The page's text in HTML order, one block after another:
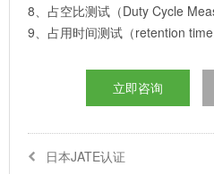
8、占空比测试（Duty Cycle
9、占用时间测试（retention time
立即咨询
日本JATE认证